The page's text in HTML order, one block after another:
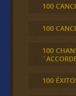
100
100
100
100